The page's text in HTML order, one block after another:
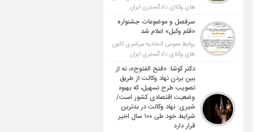
های وکلای دادگستری ایران
سرفصل و موضوعات جشنواره
«قلم وکیل» اعلام شد
روابط عمومی اتحادیه سراسری کانون
های وکلای دادگستری ایران
دکتر کوشا: «فتح الفتوح»، نه از
بین بردن نهاد وکالت از طریق
تصویب طرح تسهیل، که بهبود
وضعیت اقتصادی کشور است/
شیری: نهاد وکالت در بدترین
شرایط خود طی ۱۰۰ سال اخیر
قرار دارد